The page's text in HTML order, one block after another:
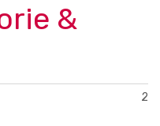
&
2